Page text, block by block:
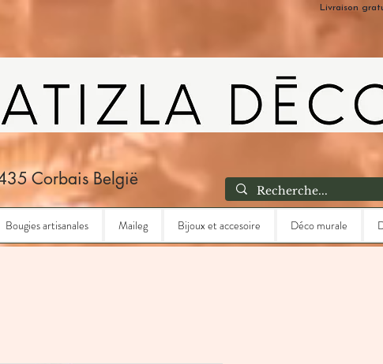
Livraison
Corbais België
Bougies artisanales Maileg Bijoux et accesoire Déco murale